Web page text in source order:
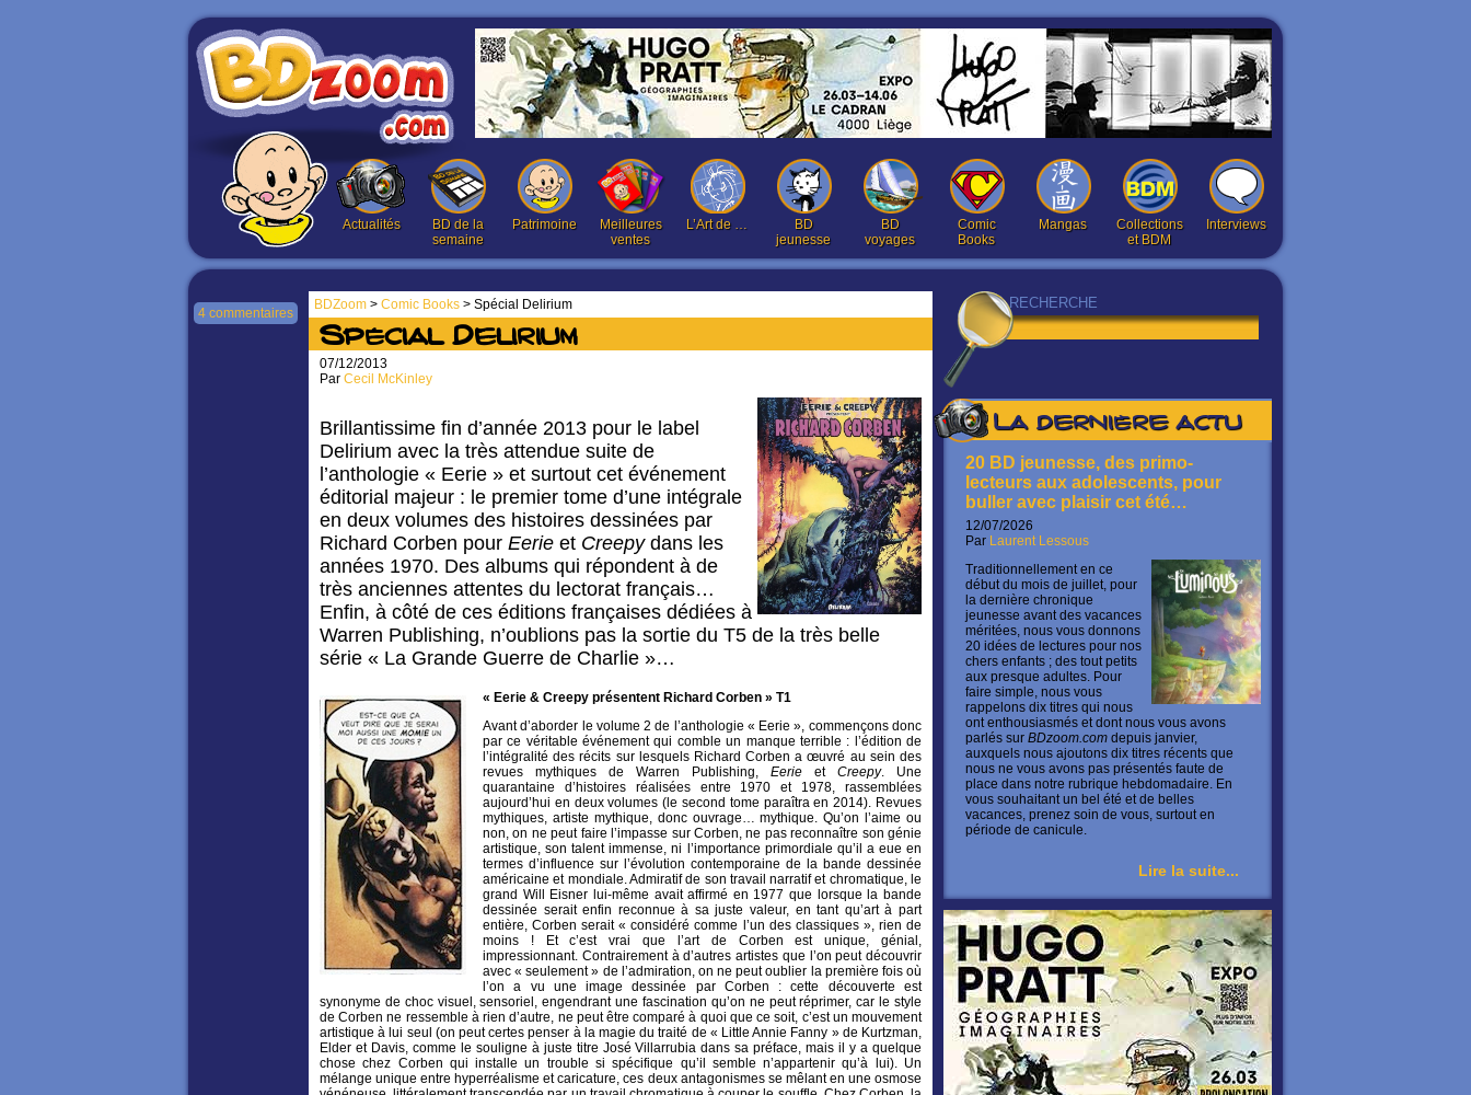
Actualités
BD de la
semaine
Patrimoine
Meilleures
ventes
L’Art de …
BD
jeunesse
BD
voyages
Comic
Books
Mangas
Collections
et BDM
Interviews
La dernière actu
20 BD jeunesse, des primo-
lecteurs aux adolescents, pour
buller avec plaisir cet été…
12/07/2026
Par Laurent Lessous
Traditionnellement en ce
début du mois de juillet, pour
la dernière chronique
jeunesse avant des vacances
méritées, nous vous donnons
20 idées de lectures pour nos
chers enfants ; des tout petits
aux presque adultes. Pour
faire simple, nous vous
rappelons dix titres qui nous
ont enthousiasmés et dont nous vous avons
parlés sur BDzoom.com depuis janvier,
auxquels nous ajoutons dix titres récents que
nous ne vous avons pas présentés faute de
place dans notre rubrique hebdomadaire. En
vous souhaitant un bel été et de belles
vacances, prenez soin de vous, surtout en
période de canicule.
Lire la suite...
BDZoom > Comic Books > Spécial Delirium
4 commentaires
Spécial Delirium
07/12/2013
Par Cecil McKinley
Brillantissime fin d’année 2013 pour le label
Delirium avec la très attendue suite de
l’anthologie « Eerie » et surtout cet événement
éditorial majeur : le premier tome d’une intégrale
en deux volumes des histoires dessinées par
Richard Corben pour Eerie et Creepy dans les
années 1970. Des albums qui répondent à de
très anciennes attentes du lectorat français…
Enfin, à côté de ces éditions françaises dédiées à
Warren Publishing, n’oublions pas la sortie du T5 de la très belle
série « La Grande Guerre de Charlie »…
« Eerie & Creepy présentent Richard Corben » T1
Avant d’aborder le volume 2 de l’anthologie « Eerie », commençons donc
par ce véritable événement qui comble un manque terrible : l’édition de
l’intégralité des récits sur lesquels Richard Corben a œuvré au sein des
revues mythiques de Warren Publishing, Eerie et Creepy. Une
quarantaine d’histoires réalisées entre 1970 et 1978, rassemblées
aujourd’hui en deux volumes (le second tome paraîtra en 2014). Revues
mythiques, artiste mythique, donc ouvrage… mythique. Qu’on l’aime ou
non, on ne peut faire l’impasse sur Corben, ne pas reconnaître son génie
artistique, son talent immense, ni l’importance primordiale qu’il a eue en
termes d’influence sur l’évolution contemporaine de la bande dessinée
américaine et mondiale. Admiratif de son travail narratif et chromatique, le
grand Will Eisner lui-même avait affirmé en 1977 que lorsque la bande
dessinée serait enfin reconnue à sa juste valeur, en tant qu’art à part
entière, Corben serait « considéré comme l’un des classiques », rien de
moins ! Et c’est vrai que l’art de Corben est unique, génial,
impressionnant. Contrairement à d’autres artistes que l’on peut découvrir
avec « seulement » de l’admiration, on ne peut oublier la première fois où
l’on a vu une image dessinée par Corben : cette découverte est
synonyme de choc visuel, sensoriel, engendrant une fascination qu’on ne peut réprimer, car le style
de Corben ne ressemble à rien d’autre, ne peut être comparé à quoi que ce soit, c’est un mouvement
artistique à lui seul (on peut certes penser à la magie du traité de « Little Annie Fanny » de Kurtzman,
Elder et Davis, comme le souligne à juste titre José Villarrubia dans sa préface, mais il y a quelque
chose chez Corben qui installe un trouble si spécifique qu’il semble n’appartenir qu’à lui). Un
mélange unique entre hyperréalisme et caricature, ces deux antagonismes se mêlant en une osmose